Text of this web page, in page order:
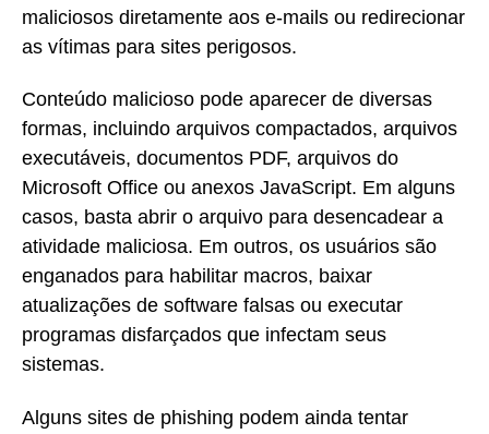
maliciosos diretamente aos e-mails ou redirecionar
as vítimas para sites perigosos.
Conteúdo malicioso pode aparecer de diversas
formas, incluindo arquivos compactados, arquivos
executáveis, documentos PDF, arquivos do
Microsoft Office ou anexos JavaScript. Em alguns
casos, basta abrir o arquivo para desencadear a
atividade maliciosa. Em outros, os usuários são
enganados para habilitar macros, baixar
atualizações de software falsas ou executar
programas disfarçados que infectam seus
sistemas.
Alguns sites de phishing podem ainda tentar